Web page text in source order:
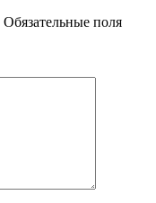
Обязательные поля